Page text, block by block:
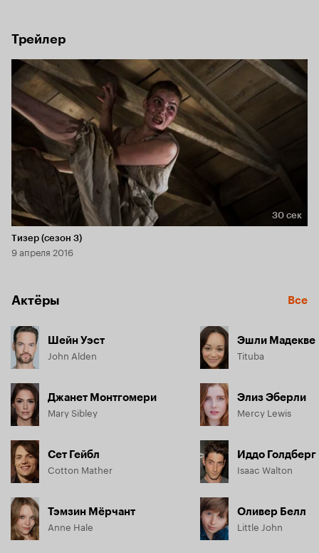
Трейлер
Длительность 30 сек
30 сек
Тизер (сезон 3)
9 апреля 2016
Актёры Все
Шейн Уэст
John Alden
Джанет Монтгомери
Mary Sibley
Сет Гейбл
Cotton Mather
Тэмзин Мёрчант
Anne Hale
Эшли Мадекве
Tituba
Элиз Эберли
Mercy Lewis
Иддо Голдберг
Isaac Walton
Оливер Белл
Little John